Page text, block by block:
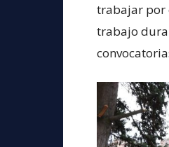
trabajar por
trabajo